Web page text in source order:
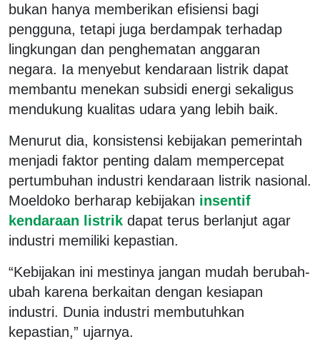
bukan hanya memberikan efisiensi bagi
pengguna, tetapi juga berdampak terhadap
lingkungan dan penghematan anggaran
negara. Ia menyebut kendaraan listrik dapat
membantu menekan subsidi energi sekaligus
mendukung kualitas udara yang lebih baik.
Menurut dia, konsistensi kebijakan pemerintah
menjadi faktor penting dalam mempercepat
pertumbuhan industri kendaraan listrik nasional.
Moeldoko berharap kebijakan insentif
kendaraan listrik dapat terus berlanjut agar
industri memiliki kepastian.
“Kebijakan ini mestinya jangan mudah berubah-
ubah karena berkaitan dengan kesiapan
industri. Dunia industri membutuhkan
kepastian,” ujarnya.